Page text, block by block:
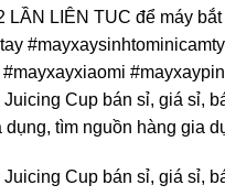
LẦN LIÊN TUC để máy
Juicing Cup bán sỉ, giá sỉ,
tìm nguồn hàng gia
Juicing Cup bán sỉ, giá sỉ,